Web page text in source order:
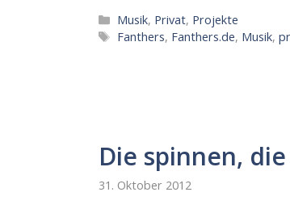
Kategorien
Musik, Privat, Projekte
Schlagwörter
Fanthers, Fanthers.de, Musik,
Die spinnen,
31. Oktober 2012